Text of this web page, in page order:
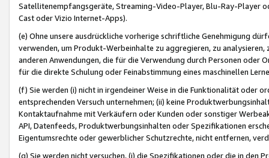
Satellitenempfangsgeräte, Streaming-Video-Player, Blu-Ray-Player
Cast oder Vizio Internet-Apps).
(e) Ohne unsere ausdrückliche vorherige schriftliche Genehmigung
verwenden, um Produkt-Werbeinhalte zu aggregieren, zu
anderen Anwendungen, die für die Verwendung durch Personen
für die direkte Schulung oder Feinabstimmung eines maschinellen
(f) Sie werden (i) nicht in irgendeiner Weise in die Funktionalität oder
entsprechenden Versuch unternehmen; (ii) keine
Kontaktaufnahme mit Verkäufern oder Kunden oder sonstiger
API, Datenfeeds, Produktwerbungsinhalten oder Spezifikationen
Eigentumsrechte oder gewerblicher Schutzrechte, nicht entfernen,
(g) Sie werden nicht versuchen, (i) die Spezifikationen oder die in